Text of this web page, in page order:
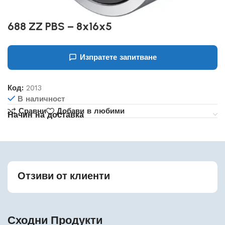
688 ZZ PBS – 8x16x5
Изпратете запитване
Код:2013
В наличност
Сравни
Добави в любими
Начин на доставка
Отзиви от клиенти
Сходни Продукти